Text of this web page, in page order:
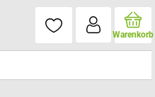
Warenkorb